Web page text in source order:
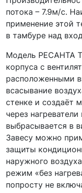
потока – 7.9м/с.
применение этой
в тамбуре над
Модель РЕСАНТА
корпуса с
расположенными
всасывание
стенке и создаёт
через
выбрасывается в
Завесу можно
защиты
наружного
режим «без
попросту не